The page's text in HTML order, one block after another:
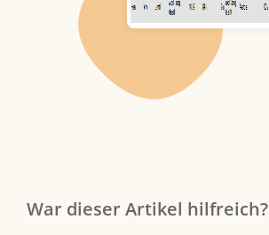
War dieser Artikel hilfreich?